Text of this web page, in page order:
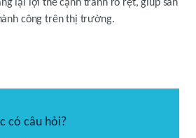
lại lợi thế cạnh tranh rõ rệt, giúp sản
công trên thị trường.
có câu hỏi?